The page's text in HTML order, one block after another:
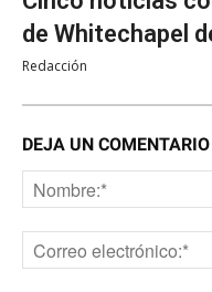
de Whitechapel
Redacción
DEJA UN COMENTARIO